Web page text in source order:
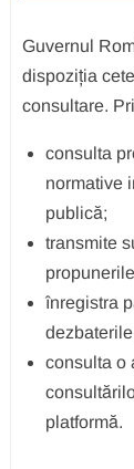
Guvernul
dispoziția
consultare.
consulta
normative
publică;
transmite
înregistra
consulta o
platformă.